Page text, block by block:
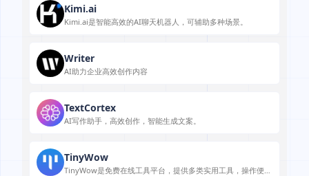
Kimi.ai
Kimi.ai是智能高效的AI聊天机器人，可辅助多种场景。
Writer
AI助力企业高效创作内容
TextCortex
AI写作助手，高效创作，智能生成文案。
TinyWow
TinyWow是免费在线工具平台，提供多类实用工具，操作便